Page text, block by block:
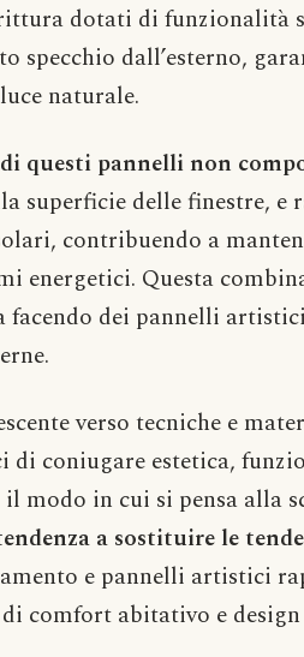
dotati di funzionalità
specchio dall’esterno,
naturale.
di questi pannelli non
superficie delle finestre, e
contribuendo a
energetici. Questa
facendo dei pannelli
verso tecniche e
di coniugare estetica,
modo in cui si pensa alla
a sostituire le
e pannelli artistici
di comfort abitativo e